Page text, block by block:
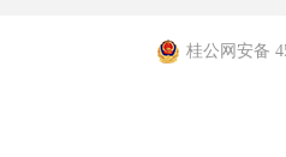
桂公网安备